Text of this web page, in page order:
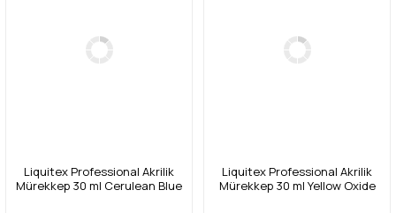
Liquitex Professional Akrilik
Mürekkep 30 ml Cerulean Blue
Liquitex Professional Akrilik
Mürekkep 30 ml Yellow Oxide